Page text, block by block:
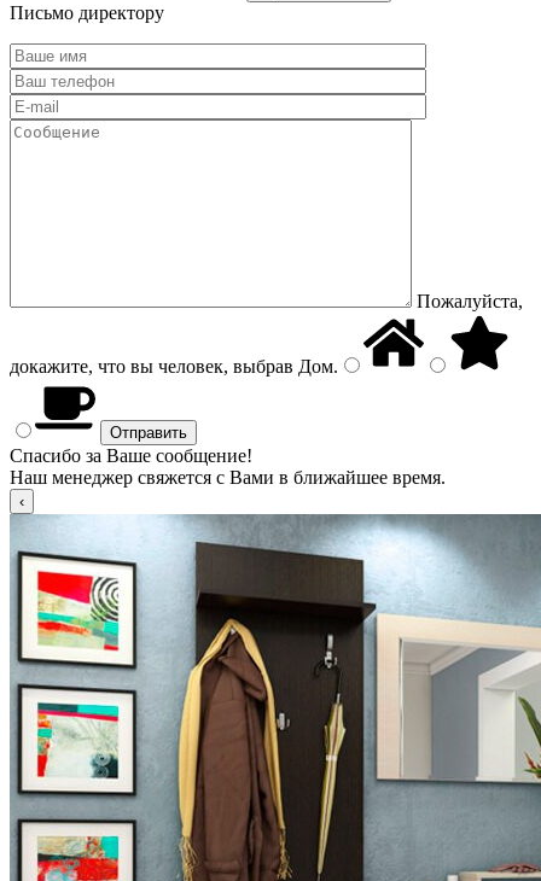
Письмо директору
Пожалуйста,
докажите, что вы человек, выбрав Дом.
Спасибо за Ваше сообщение!
Наш менеджер свяжется с Вами в ближайшее время.